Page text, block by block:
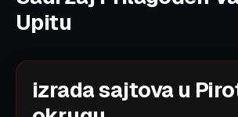
Upitu
izrada sajtova u